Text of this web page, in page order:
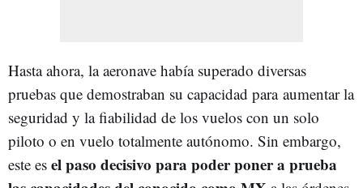
Hasta ahora, la aeronave había superado diversas
pruebas que demostraban su capacidad para aumentar la
seguridad y la fiabilidad de los vuelos con un solo
piloto o en vuelo totalmente autónomo. Sin embargo,
este es el paso decisivo para poder poner a prueba